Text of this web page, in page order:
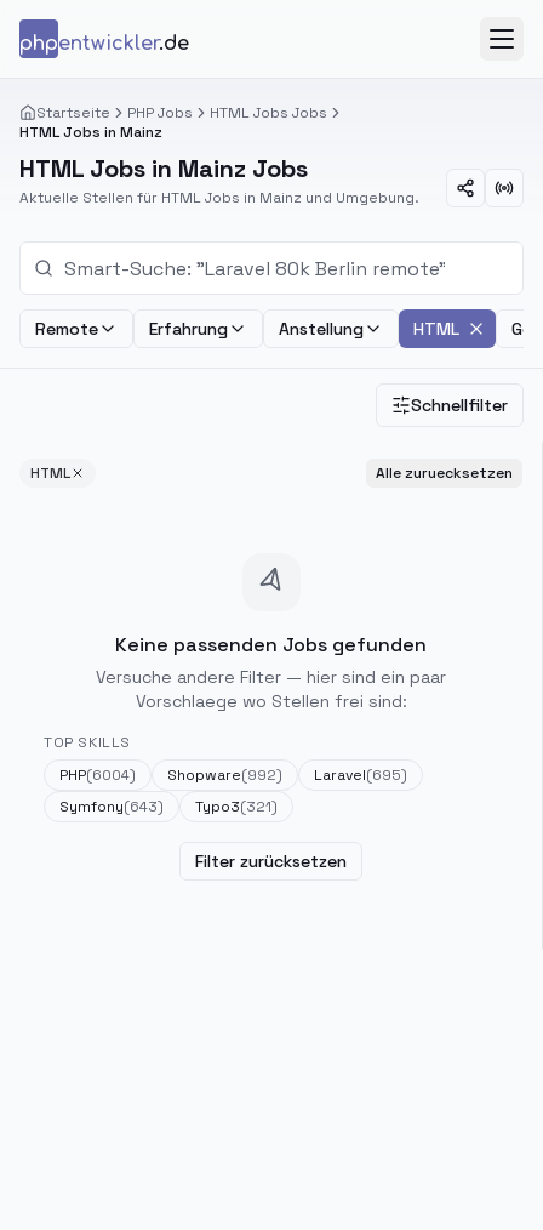
phpentwickler.de
Startseite PHP Jobs
HTML Jobs Jobs
HTML Jobs in Mainz
HTML Jobs in Mainz Jobs
Aktuelle Stellen für HTML Jobs in Mainz und Umgebung.
Remote Erfahrung Anstellung HTML
Schnellfilter
HTML Alle zuruecksetzen
Keine passenden Jobs gefunden
Versuche andere Filter — hier sind ein paar
Vorschlaege wo Stellen frei sind:
TOP SKILLS
PHP(6004) Shopware(992) Laravel(695)
Symfony(643) Typo3(321)
Filter zurücksetzen